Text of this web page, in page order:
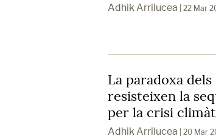
Adhik Arrilucea | 22 Mar
La paradoxa
resisteixen la
per la crisi
Adhik Arrilucea | 20 Mar